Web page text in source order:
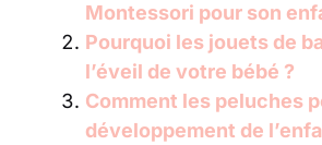
Montessori pour son
Pourquoi les jouets de
l’éveil de votre bébé ?
Comment les peluches
développement de